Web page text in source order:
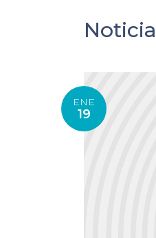
ENE
19